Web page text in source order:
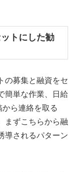
トにした勧
の募集と融資をセ
簡単な作業、日給
ら連絡を取る
まずこちらから融
導されるパターン